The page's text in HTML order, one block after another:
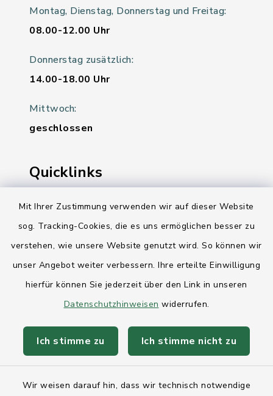
Mit Ihrer Zustimmung verwenden wir auf dieser Website
sog. Tracking-Cookies, die es uns ermöglichen besser zu
verstehen, wie unsere Website genutzt wird. So können wir
unser Angebot weiter verbessern. Ihre erteilte Einwilligung
hierfür können Sie jederzeit über den Link in unseren
Datenschutzhinweisen widerrufen.
Ich stimme zu Ich stimme nicht zu
Wir weisen darauf hin, dass wir technisch notwendige
Montag, Dienstag, Donnerstag und Freitag:
08.00-12.00 Uhr
Donnerstag zusätzlich:
14.00-18.00 Uhr
Mittwoch:
geschlossen
Quicklinks
Ihre Behördennummer 115
Landesregierung Schleswig-Holstein
AktivRegion Mittelholstein